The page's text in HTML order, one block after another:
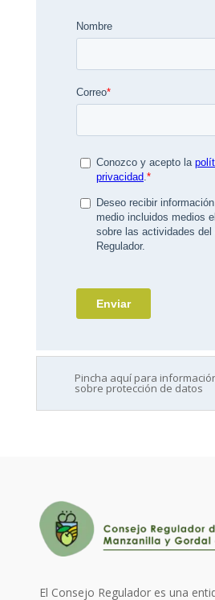
Pincha aquí para
sobre protección de datos
El Consejo Regulador es una